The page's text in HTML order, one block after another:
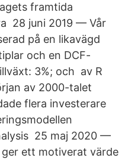
framtida
28 juni 2019 — Vår
på en likavägd
och en DCF-
3%; och av R
av 2000-talet
flera investerare
25 maj 2020 —
ett motiverat värde